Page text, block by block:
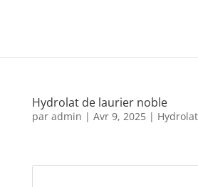
Hydrolat de laurier noble
par admin | Avr 9, 2025|